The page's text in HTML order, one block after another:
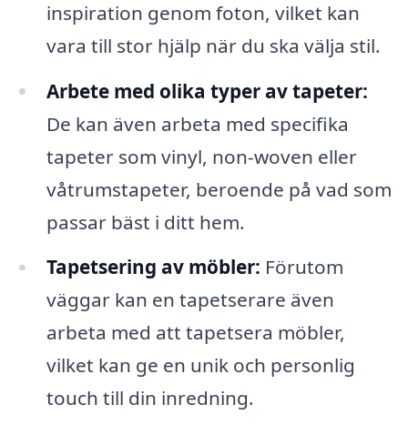
inspiration genom foton, vilket kan
vara till stor hjälp när du ska välja stil.
Arbete med olika typer av tapeter:
De kan även arbeta med specifika
tapeter som vinyl, non-woven eller
våtrumstapeter, beroende på vad som
passar bäst i ditt hem.
Tapetsering av möbler: Förutom
väggar kan en tapetserare även
arbeta med att tapetsera möbler,
vilket kan ge en unik och personlig
touch till din inredning.